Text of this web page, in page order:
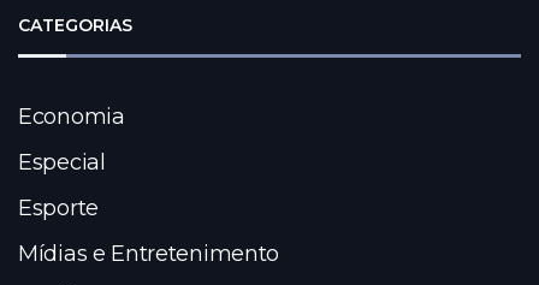
CATEGORIAS
Economia
Especial
Esporte
Mídias e Entretenimento